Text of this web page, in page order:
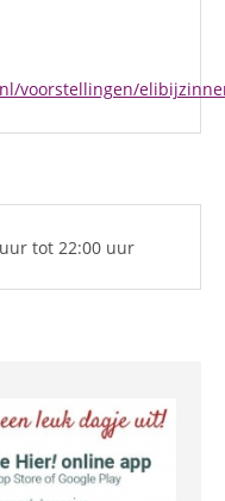
voorstellingen/
tot 22:00 uur